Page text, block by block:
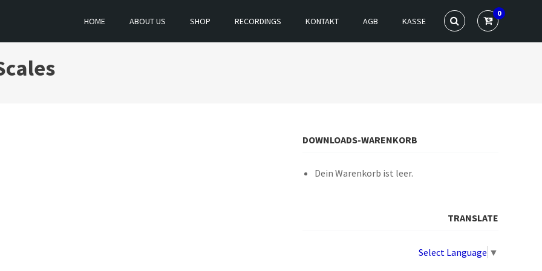
HOME ABOUT US SHOP RECORDINGS KONTAKT AGB KASSE
0
DOWNLOADS-WARENKORB
Dein Warenkorb ist leer.
TRANSLATE
Select Language ▼